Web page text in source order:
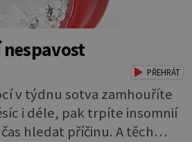
PŘEHRÁT
v týdnu sotva zamhouříte
i déle, pak trpíte insomnií
hledat příčinu. A těch